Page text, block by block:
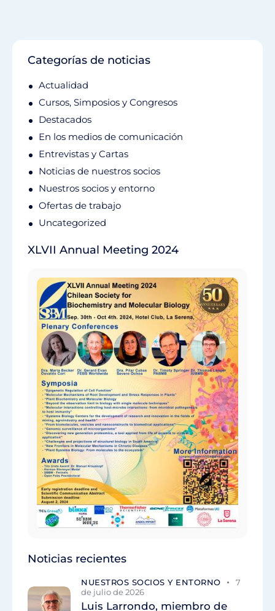
Categorías de noticias
Actualidad
Cursos, Simposios y Congresos
Destacados
En los medios de comunicación
Entrevistas y Cartas
Noticias de nuestros socios
Nuestros socios y entorno
Ofertas de trabajo
Uncategorized
XLVII Annual Meeting 2024
Noticias recientes
NUESTROS SOCIOS Y ENTORNO
7
de julio de 2026
Luis Larrondo, miembro de